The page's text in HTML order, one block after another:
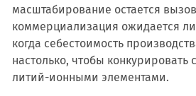
масштабирование остается
коммерциализация ожидается
когда себестоимость
настолько, чтобы
литий-ионными элементами.